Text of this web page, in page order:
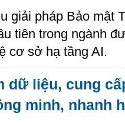
giải pháp Bảo mật
tiên trong ngành
cơ sở hạ tầng AI.
dữ liệu, cung
minh, nhanh